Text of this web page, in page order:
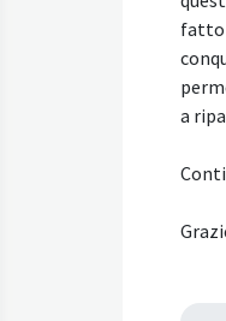
fatto
a